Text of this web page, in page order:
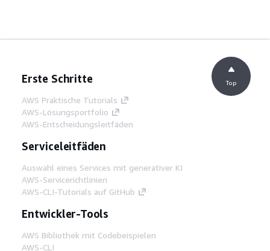
Erste Schritte
AWS Praktische Tutorials
AWS-Lösungsportfolio
AWS-Entscheidungsleitfäden
Serviceleitfäden
Auswahl eines Services mit generativer KI
AWS-Servicerichtlinien
AWS-CLI-Tutorials auf GitHub
Entwickler-Tools
AWS Bibliothek mit Codebeispielen
AWS-CLI
Top